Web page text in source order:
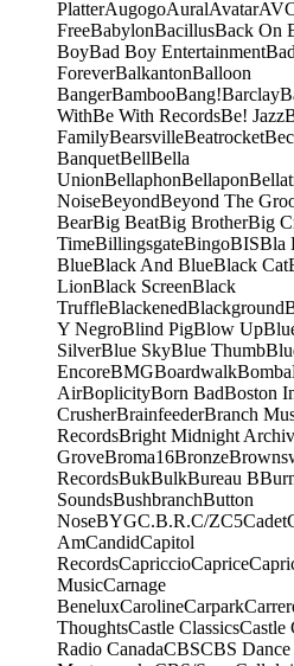
PlatterAugogoAuralAvatar
FreeBabylonBacillusBack On
BoyBad Boy Entertainment
ForeverBalkantonBalloon
BangerBambooBang!Barclay
WithBe With RecordsBe! Jazz
FamilyBearsvilleBeatrocket
BanquetBellBella
UnionBellaphonBellapon
NoiseBeyondBeyond The
BearBig BeatBig BrotherBig
TimeBillingsgateBingoBISBla
BlueBlack And BlueBlack Cat
LionBlack ScreenBlack
TruffleBlackenedBlackground
Y NegroBlind PigBlow Up
SilverBlue SkyBlue Thumb
EncoreBMGBoardwalkBomba
AirBoplicityBorn BadBoston
CrusherBrainfeederBranch
RecordsBright Midnight
GroveBroma16Bronze
RecordsBukBulkBureau B
SoundsBushbranchButton
NoseBYGC.B.R.C/ZC5Cadet
AmCandidCapitol
RecordsCapriccioCaprice
MusicCarnage
BeneluxCarolineCarpark
ThoughtsCastle ClassicsCastle
Radio CanadaCBSCBS Dance